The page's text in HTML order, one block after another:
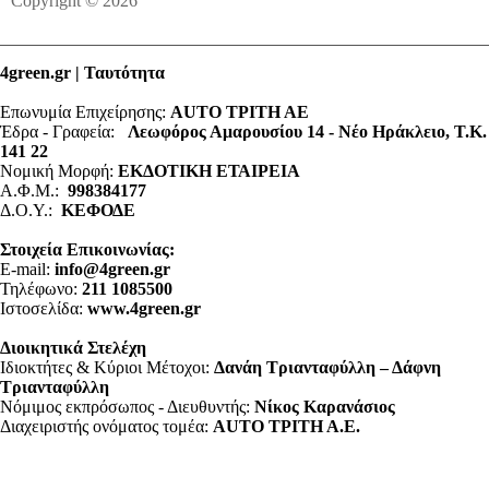
4green.gr | Ταυτότητα
Επωνυμία Επιχείρησης: AUTO ΤΡΙΤΗ ΑΕ
Έδρα - Γραφεία: Λεωφόρος Αμαρουσίου 14 - Νέο Ηράκλειο, Τ.Κ.
141 22
Νομική Μορφή: ΕΚΔΟΤΙΚΗ ΕΤΑΙΡΕΙΑ
Α.Φ.Μ.: 998384177
Δ.Ο.Υ.: ΚΕΦΟΔΕ
Στοιχεία Επικοινωνίας:
E-mail: info@4green.gr
Τηλέφωνο: 211 1085500
Ιστοσελίδα: www.4green.gr
Διοικητικά Στελέχη
Ιδιοκτήτες & Κύριοι Μέτοχοι: Δανάη Τριανταφύλλη – Δάφνη
Τριανταφύλλη
Νόμιμος εκπρόσωπος - Διευθυντής: Νίκος Καρανάσιος
Διαχειριστής ονόματος τομέα: ΑUTO ΤΡΙΤΗ Α.Ε.